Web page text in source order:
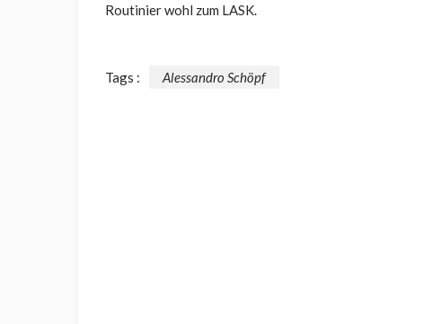
Routinier wohl zum LASK.
Tags : Alessandro Schöpf